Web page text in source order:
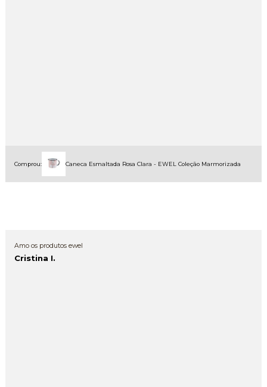
Comprou: Caneca Esmaltada Rosa Clara - EWEL Coleção Marmorizada
Amo os produtos ewel
Cristina I.